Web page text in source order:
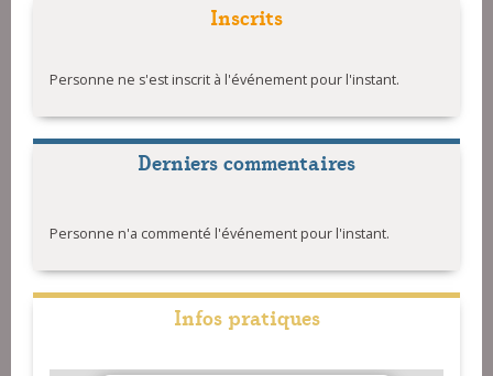
Inscrits
Personne ne s'est inscrit à l'événement pour l'instant.
Derniers commentaires
Personne n'a commenté l'événement pour l'instant.
Infos pratiques